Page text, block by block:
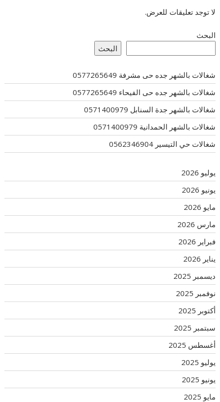
لا توجد تعليقات للعرض.
البحث
البحث
شغالات بالشهر جده حى مشرفة 0577265649
شغالات بالشهر جده حى الفيحاء 0577265649
شغالات بالشهر جدة السنابل 0571400979
شغالات بالشهر الحمدانية 0571400979
شغالات حي التيسير 0562346904
يوليو 2026
يونيو 2026
مايو 2026
مارس 2026
فبراير 2026
يناير 2026
ديسمبر 2025
نوفمبر 2025
أكتوبر 2025
سبتمبر 2025
أغسطس 2025
يوليو 2025
يونيو 2025
مايو 2025